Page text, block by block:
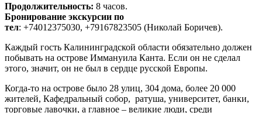
Продолжительность: 8 часов.
Бронирование экскурсии по
тел: +74012375030, +79167823505 (Николай Боричев).
Каждый гость Калининградской области обязательно должен
побывать на острове Иммануила Канта. Если он не сделал
этого, значит, он не был в сердце русской Европы.
Когда-то на острове было 28 улиц, 304 дома, более 20 000
жителей, Кафедральный собор, ратуша, университет, банки,
торговые лавочки, а главное – великие люди, среди